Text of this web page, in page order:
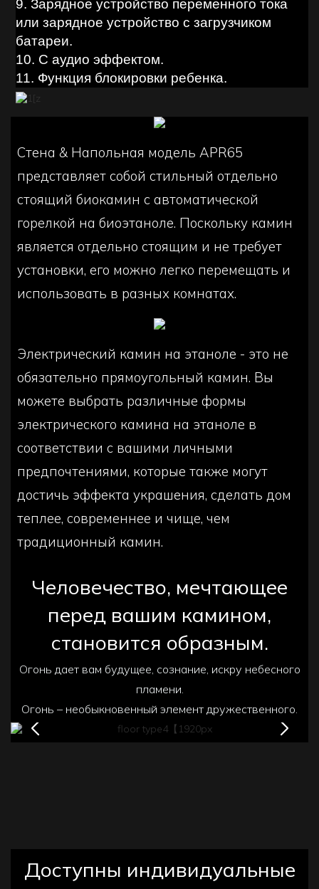
9. Зарядное устройство переменного тока
или зарядное устройство с загрузчиком
батареи.
10. С аудио эффектом.
11. Функция блокировки ребенка.
Стена & Напольная модель APR65
представляет собой стильный отдельно
стоящий биокамин с автоматической
горелкой на биоэтаноле. Поскольку камин
является отдельно стоящим и не требует
установки, его можно легко перемещать и
использовать в разных комнатах.
Электрический камин на этаноле - это не
обязательно прямоугольный камин. Вы
можете выбрать различные формы
электрического камина на этаноле в
соответствии с вашими личными
предпочтениями, которые также могут
достичь эффекта украшения, сделать дом
теплее, современнее и чище, чем
традиционный камин.
Человечество, мечтающее
перед вашим камином,
становится образным.
Огонь дает вам будущее, сознание, искру небесного
пламени.
Огонь – необыкновенный элемент дружественного.
Доступны индивидуальные